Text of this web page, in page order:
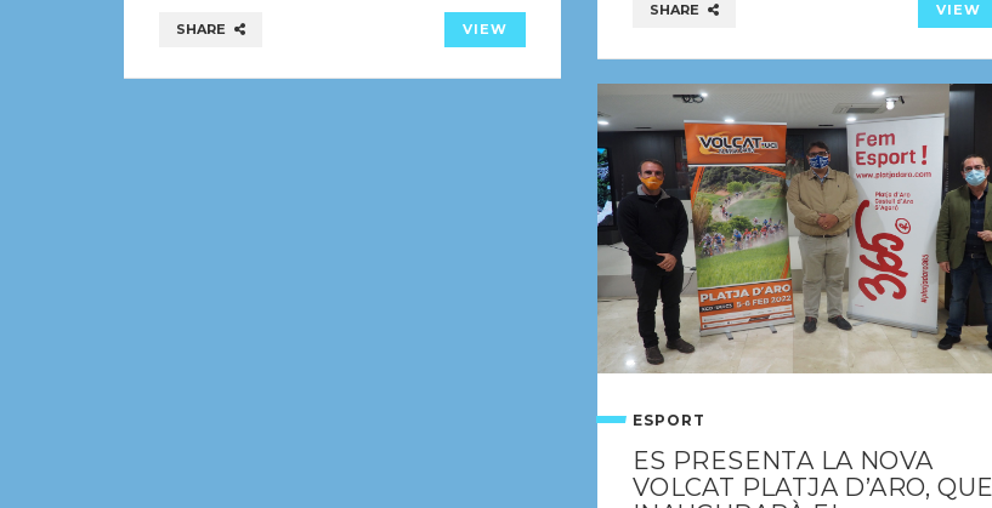
SHARE VIEW
SHARE VIEW
ESPORT
ES PRESENTA LA NOVA
VOLCAT PLATJA D’ARO, QUE